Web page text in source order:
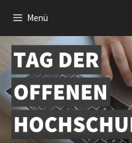
Inhalt
springen
Menü